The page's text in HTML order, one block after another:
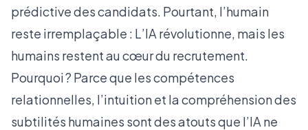
prédictive des candidats. Pourtant, l’humain
reste irremplaçable : L’IA révolutionne, mais les
humains restent au cœur du recrutement.
Pourquoi ? Parce que les compétences
relationnelles, l’intuition et la compréhension des
subtilités humaines sont des atouts que l’IA ne